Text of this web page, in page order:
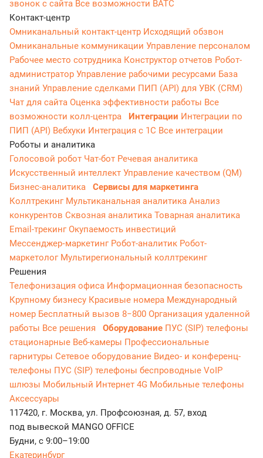
звонок с сайта Все возможности ВАТС
Контакт-центр
Омниканальный контакт-центр Исходящий обзвон
Омниканальные коммуникации Управление персоналом
Рабочее место сотрудника Конструктор отчетов Робот-
администратор Управление рабочими ресурсами База
знаний Управление сделками ПИП (API) для УВК (CRM)
Чат для сайта Оценка эффективности работы Все
возможности колл-центра
Интеграции Интеграции по
ПИП (API) Вебхуки Интеграция с 1С Все интеграции
Роботы и аналитика
Голосовой робот Чат-бот Речевая аналитика
Искусственный интеллект Управление качеством (QM)
Бизнес-аналитика
Сервисы для маркетинга
Коллтрекинг Мультиканальная аналитика Анализ
конкурентов Сквозная аналитика Товарная аналитика
Email-трекингОкупаемость инвестиций
Мессенджер‑маркетинг Робот-аналитик Робот-
маркетолог Мультирегиональный коллтрекинг
Решения
Телефонизация офиса Информационная безопасность
Крупному бизнесу Красивые номера Международный
номер Бесплатный вызов 8−800 Организация удаленной
работы Все решения Оборудование ПУС (SIP) телефоны
стационарные Веб-камеры Профессиональные
гарнитуры Сетевое оборудование Видео- и конференц-
телефоны ПУС (SIP) телефоны беспроводные VoIP
шлюзы Мобильный Интернет 4G Мобильные телефоны
Аксессуары
117420, г. Москва, ул. Профсоюзная, д. 57, вход
под вывеской MANGO OFFICE
Будни, с 9:00–19:00
Екатеринбург